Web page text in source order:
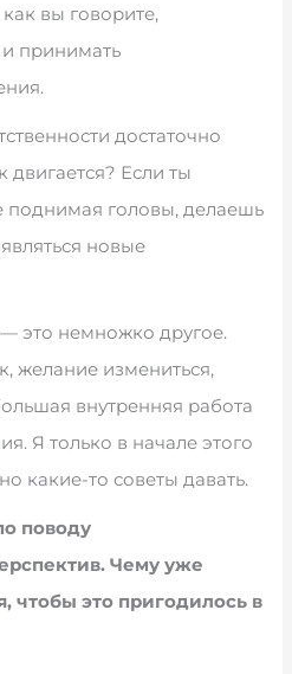
вы говорите,
принимать
достаточно
Если ты
поднимая головы, делаешь
новые
это немножко другое.
желание измениться,
внутренняя работа
Я только в начале этого
какие-то советы давать.
поводу
Чему уже
чтобы это пригодилось в